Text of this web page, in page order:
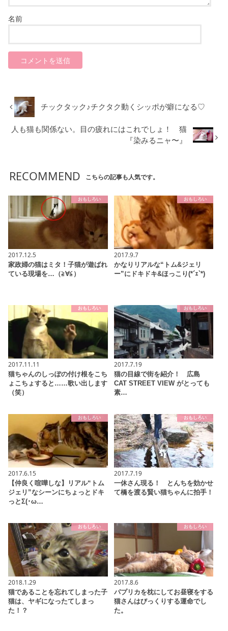
名前
チックタック♪チクタク動くシッポが癖になる♡
人も猫も関係ない。目の疲れにはこれでしょ！ 猫
『染みるニャ〜』
RECOMMEND こちらの記事も人気です。
おもしろい
2017.12.5
家政婦の猫はミタ！子猫が遊ばれ
ている現場を…（≧∀≦）
おもしろい
2017.9.7
かなりリアルな“トム&ジェリ
ー”にドキドキ&ほっこり(*´ｪ`*)
おもしろい
2017.11.11
猫ちゃんのしっぽの付け根をこち
ょこちょすると……歌い出します
（笑）
おもしろい
2017.7.19
猫の目線で街を紹介！ 広島
CAT STREET VIEW がとっても
素…
おもしろい
2017.6.15
【仲良く喧嘩しな】リアル“トム
ジェリ”なシーンにちょっとドキ
っとΣ(･ω…
おもしろい
2017.7.19
一休さん現る！ とんちを効かせ
て橋を渡る賢い猫ちゃんに拍手！
おもしろい
2018.1.29
猫であることを忘れてしまった子
猫は、ヤギになったてしまっ
た！？
おもしろい
2017.8.6
パプリカを枕にしてお昼寝をする
猫さんはびっくりする運命でし
た。